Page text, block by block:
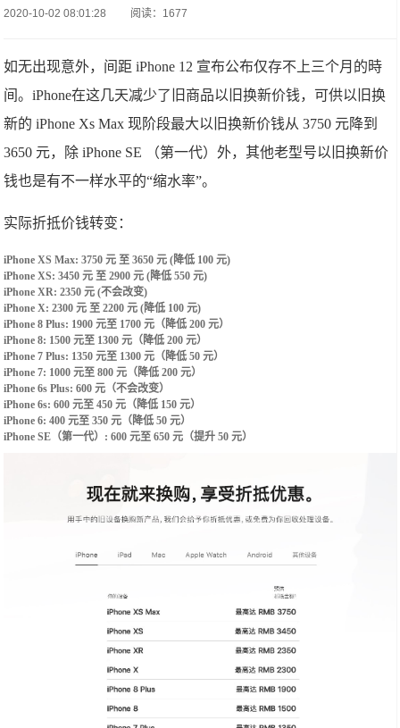
2020-10-02 08:01:28 阅读：1677
如无出现意外，间距 iPhone 12 宣布公布仅存不上三个月的時
间。iPhone在这几天减少了旧商品以旧换新价钱，可供以旧换
新的 iPhone Xs Max 现阶段最大以旧换新价钱从 3750 元降到
3650 元，除 iPhone SE （第一代）外，其他老型号以旧换新价
钱也是有不一样水平的“缩水率”。
实际折抵价钱转变：
iPhone XS Max: 3750 元 至 3650 元 (降低 100 元)
‌iPhone XS‌: 3450 元 至 2900 元 (降低 550 元)
iPhone XR: 2350 元 (不会改变)
‌iPhone‌ X: 2300 元 至 2200 元 (降低 100 元)
‌iPhone‌ 8 Plus: 1900 元至 1700 元（降低 200 元）
‌iPhone‌ 8: 1500 元至 1300 元（降低 200 元）
‌iPhone‌ 7 Plus: 1350 元至 1300 元（降低 50 元）
‌iPhone‌ 7: 1000 元至 800 元（降低 200 元）
‌iPhone‌ 6s Plus: 600 元（不会改变）
‌iPhone‌ 6s: 600 元至 450 元（降低 150 元）
‌iPhone‌ 6: 400 元至 350 元（降低 50 元）
‌iPhone‌ SE（第一代）: 600 元至 650 元（提升 50 元）